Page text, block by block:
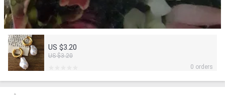
US $3.20
US $3.20
0 orders